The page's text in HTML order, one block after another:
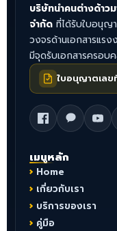
บริษัทนำคนต่างด้าวม
จำกัด ที่ได้รับใบอนุญ
วงจรด้านเอกสารแรง
มีจุดรับเอกสารครอบ
ใบอนุญาตเลข
เมนูหลัก
Home
เกี่ยวกับเรา
บริการของเรา
คู่มือ